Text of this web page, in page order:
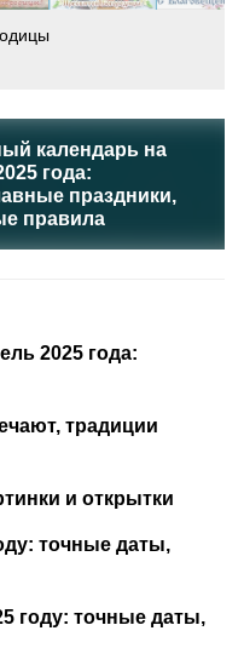
календарь на
года:
праздники,
правила
2025 года:
традиции
и открытки
точные даты,
году: точные даты,